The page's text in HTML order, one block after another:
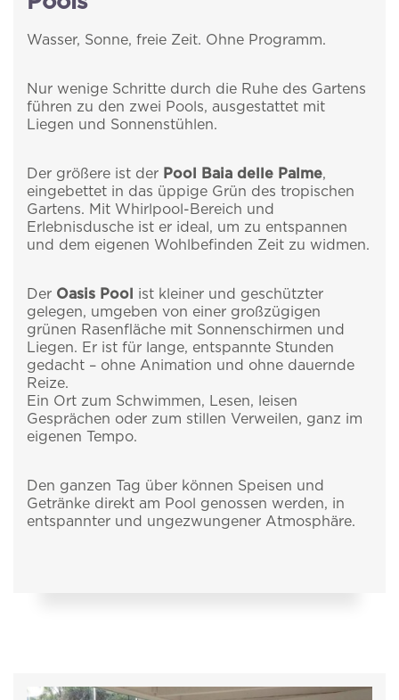
Wasser, Sonne, freie Zeit. Ohne Programm.
Nur wenige Schritte durch die Ruhe des Gartens
führen zu den zwei Pools, ausgestattet mit
Liegen und Sonnenstühlen.
Der größere ist der Pool Baia delle Palme,
eingebettet in das üppige Grün des tropischen
Gartens. Mit Whirlpool-Bereich und
Erlebnisdusche ist er ideal, um zu entspannen
und dem eigenen Wohlbefinden Zeit zu widmen.
Der Oasis Pool
ist kleiner und geschützter
gelegen, umgeben von einer großzügigen
grünen Rasenfläche mit Sonnenschirmen und
Liegen. Er ist für lange, entspannte Stunden
gedacht – ohne Animation und ohne dauernde
Reize.
Ein Ort zum Schwimmen, Lesen, leisen
Gesprächen oder zum stillen Verweilen, ganz im
eigenen Tempo.
Den ganzen Tag über können Speisen und
Getränke direkt am Pool genossen werden, in
entspannter und ungezwungener Atmosphäre.